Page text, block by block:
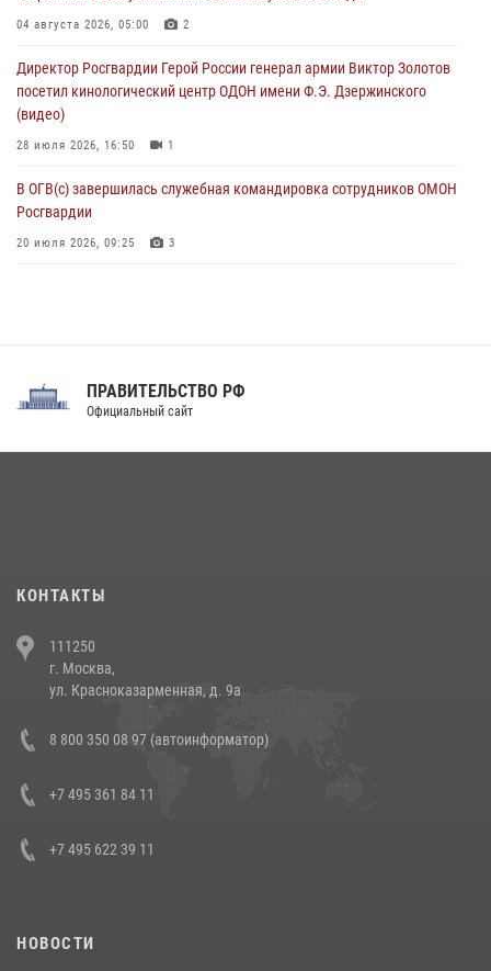
07 августа 2026, 12:00
Смольного собора в Санкт-Петербурге (видео)
04 августа 2026, 05:00 2
Директор Росгвардии Герой России генерал армии Виктор Золотов
посетил кинологический центр ОДОН имени Ф.Э. Дзержинского
(видео)
28 июля 2026, 16:50 1
В ОГВ(с) завершилась служебная командировка сотрудников ОМОН
Росгвардии
20 июля 2026, 09:25 3
Праздник «Один день с Росгвардией» к 105-летию Центрального
напавших на бригаду скорой помощи (видео)
14 июля 2026, 12:20
В Росгвардии прошла военно-научная конференция по обобщению
боевого опыта
ПРАВИТЕЛЬСТВО РФ
Официальный сайт
КОНТАКТЫ
111250
г. Москва,
ул. Красноказарменная, д. 9а
8 800 350 08 97 (автоинформатор)
+7 495 361 84 11
+7 495 622 39 11
НОВОСТИ